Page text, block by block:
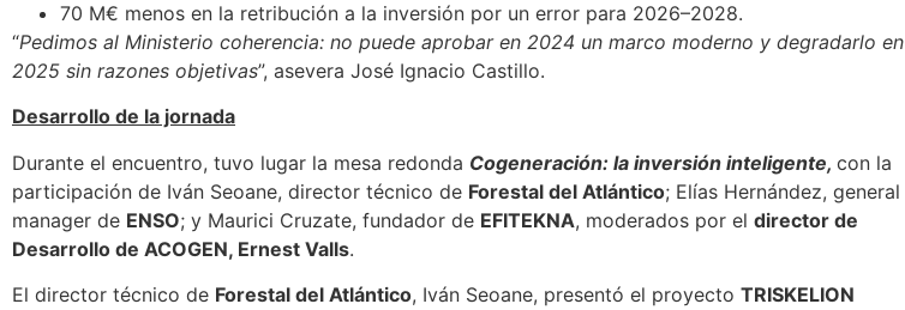
70 M€ menos en la retribución a la inversión por un error para 2026–2028.
“Pedimos al Ministerio coherencia: no puede aprobar en 2024 un marco moderno y degradarlo en
2025 sin razones objetivas”, asevera José Ignacio Castillo.
Desarrollo de la jornada
Durante el encuentro, tuvo lugar la mesa redonda Cogeneración: la inversión inteligente, con la
participación de Iván Seoane, director técnico de Forestal del Atlántico; Elías Hernández, general
manager de ENSO; y Maurici Cruzate, fundador de EFITEKNA, moderados por el director de
Desarrollo de ACOGEN, Ernest Valls.
El director técnico de Forestal del Atlántico, Iván Seoane, presentó el proyecto TRISKELION